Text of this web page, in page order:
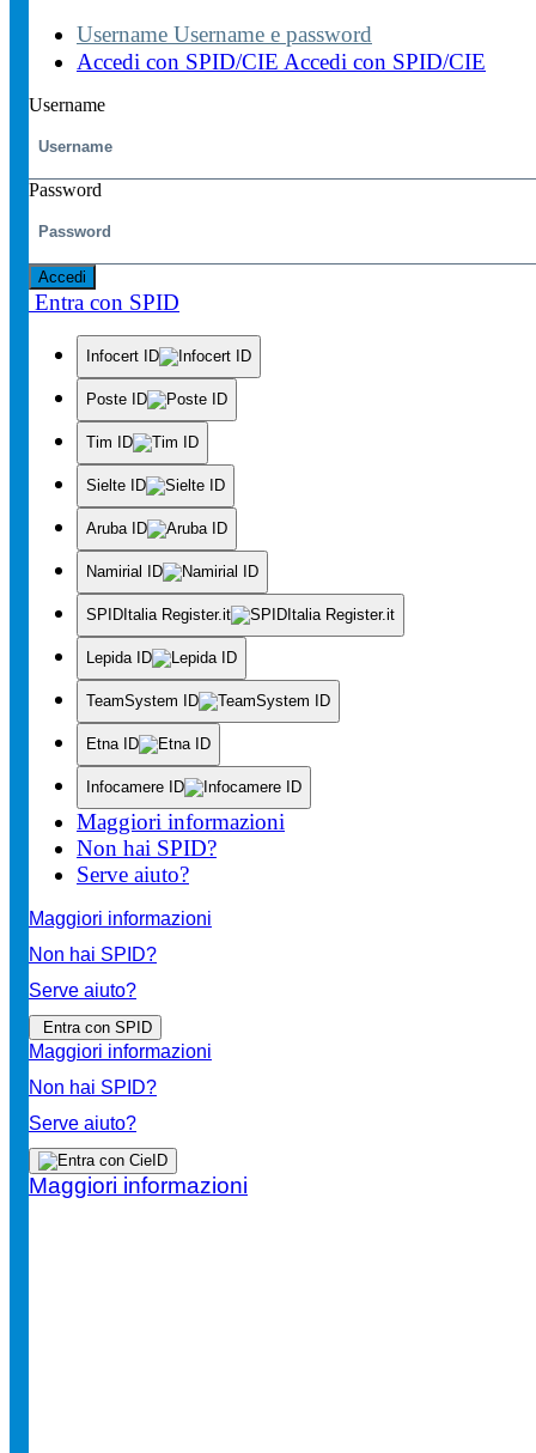
Username Username e password
Accedi con SPID/CIE Accedi con SPID/CIE
Username
Password
Accedi
Entra con SPID
Infocert ID
Poste ID
Tim ID
Sielte ID
Aruba ID
Namirial ID
SPIDItalia Register.it
Lepida ID
TeamSystem ID
Etna ID
Infocamere ID
Maggiori informazioni
Non hai SPID?
Serve aiuto?
Maggiori informazioni
Non hai SPID?
Serve aiuto?
Entra con SPID
Maggiori informazioni
Non hai SPID?
Serve aiuto?
Maggiori informazioni